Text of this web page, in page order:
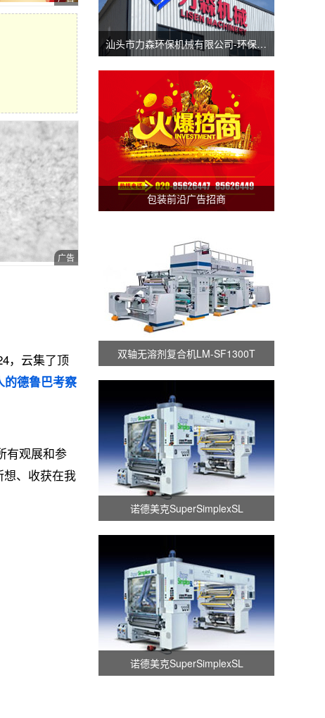
，云集了顶
的德鲁巴考察
有观展和参
、收获在我
汕头市力森环保机械有限公司-环保分切机-汕头涂布机
包装前沿广告招商
双轴无溶剂复合机LM-SF1300T
诺德美克SuperSimplexSL
诺德美克SuperSimplexSL